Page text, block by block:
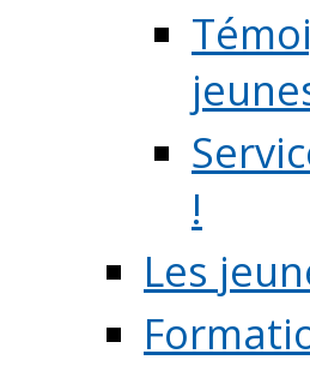
!
Les